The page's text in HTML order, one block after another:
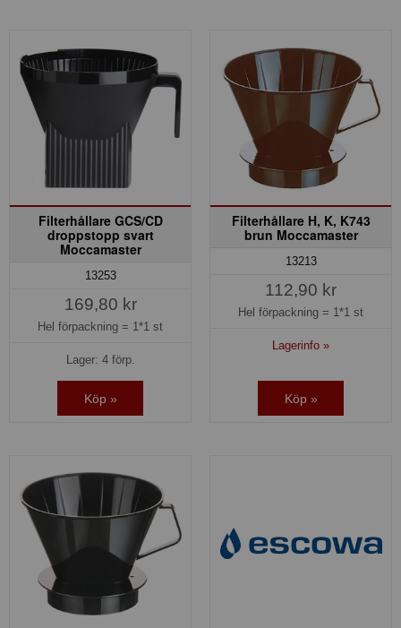
Filterhållare GCS/CD
droppstopp svart
Moccamaster
13253
169,80 kr
Hel förpackning = 1*1 st
Lager: 4 förp.
Köp »
Filterhållare H, K, K743
brun Moccamaster
13213
112,90 kr
Hel förpackning = 1*1 st
Lagerinfo »
Köp »